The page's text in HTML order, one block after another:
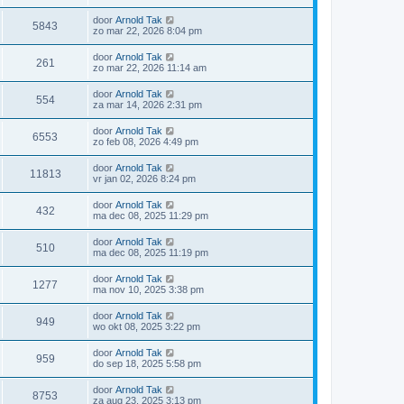
5843 door Arnold Tak
zo mar 22, 2026 8:04 pm
261 door Arnold Tak
zo mar 22, 2026 11:14 am
554 door Arnold Tak
za mar 14, 2026 2:31 pm
6553 door Arnold Tak
zo feb 08, 2026 4:49 pm
11813 door Arnold Tak
vr jan 02, 2026 8:24 pm
432 door Arnold Tak
ma dec 08, 2025 11:29 pm
510 door Arnold Tak
ma dec 08, 2025 11:19 pm
1277 door Arnold Tak
ma nov 10, 2025 3:38 pm
949 door Arnold Tak
wo okt 08, 2025 3:22 pm
959 door Arnold Tak
do sep 18, 2025 5:58 pm
8753 door Arnold Tak
za aug 23, 2025 3:13 pm